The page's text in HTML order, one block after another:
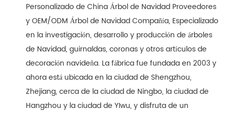
Personalizado de China Árbol de Navidad Proveedores
yOEM/ODM Árbol de Navidad Compañía, Especializado
en la investigación, desarrollo y producción de árboles
de Navidad, guirnaldas, coronas y otros artículos de
decoración navideña. La fábrica fue fundada en 2003 y
ahora está ubicada en la ciudad de Shengzhou,
Zhejiang, cerca de la ciudad de Ningbo, la ciudad de
Hangzhou y la ciudad de YIwu, y disfruta de un